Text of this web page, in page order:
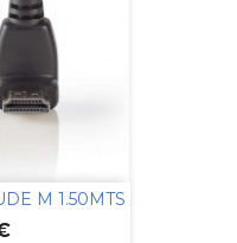
M 1.50MTS